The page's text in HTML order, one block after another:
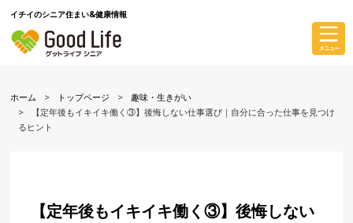
イチイのシニア住まい&健康情報
ホーム トップページ
趣味・生きがい
【定年後もイキイキ働く③】後悔しない仕事選び｜自分に合った仕事を見つけ
るヒント
【定年後もイキイキ働く③】後悔しない